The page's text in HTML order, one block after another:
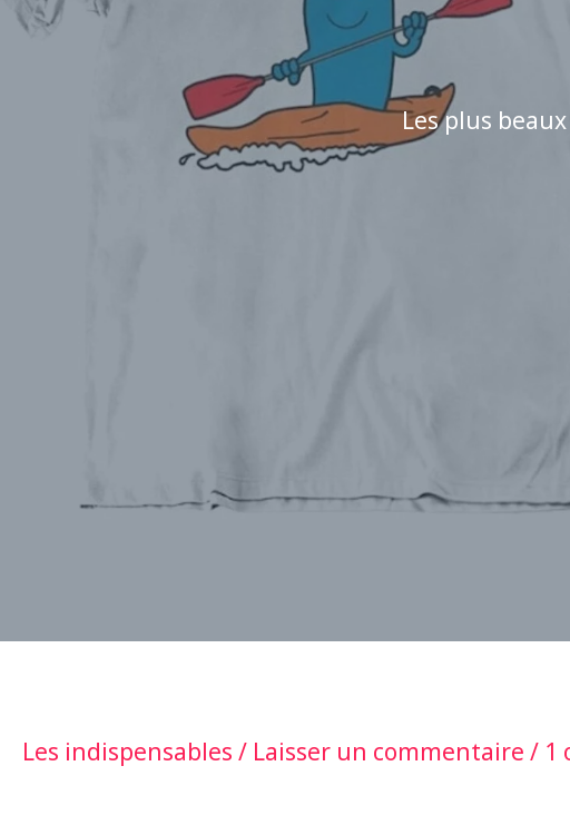
Les plus
Les indispensables / Laisser un commentaire / 1